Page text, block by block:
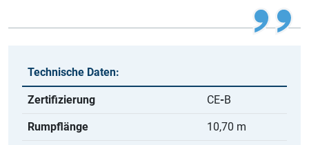
Technische Daten:
Zertifizierung CE-B
Rumpflänge 10,70 m